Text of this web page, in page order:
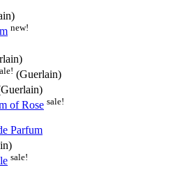
new!
(Guerlain)
of Rose sale!
Parfum
sale!